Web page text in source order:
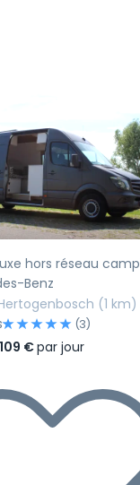
hors réseau
Benz
(1 km)
(3)
109 €par jour